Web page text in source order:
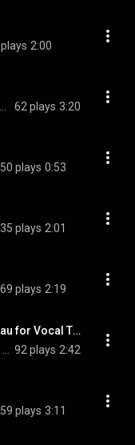
2:00
62 plays 3:20
50 plays 0:53
35 plays 2:01
69 plays 2:19
Monsieur le Curé (Arr. M. Bourdeau for Vocal Trio & Piano)
92 plays 2:42
59 plays 3:11